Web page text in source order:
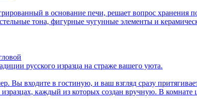
в основание печи, решает вопрос
тона, фигурные чугунные элементы и
русского изразца на страже вашего уюта.
Вы входите в гостиную, и ваш взгляд сразу
каждый из которых создан вручную. В комнате